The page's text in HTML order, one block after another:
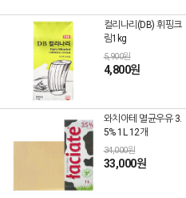
컬리나리(DB) 휘핑크
림1kg
5,900원
4,800원
와치아테 멸균우유 3.
5% 1L 12개
34,000원
33,000원